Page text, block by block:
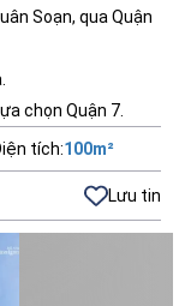
Soạn, qua Quận
chọn Quận 7.
tích:100m²
Lưu tin